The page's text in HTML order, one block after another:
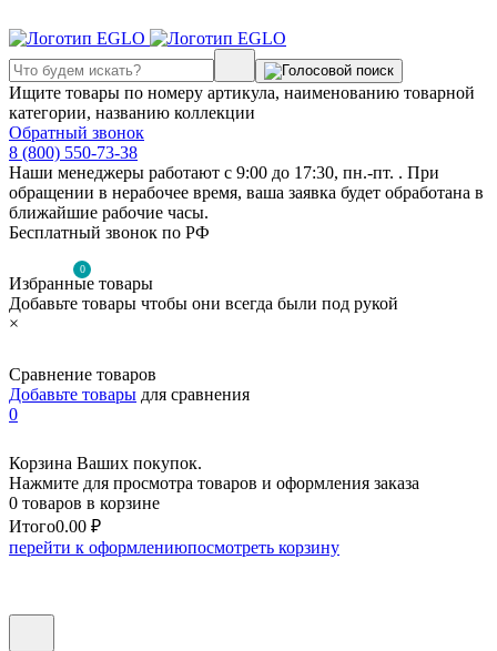
Ищите товары по номеру артикула, наименованию товарной
категории, названию коллекции
Обратный звонок
8 (800) 550-73-38
Наши менеджеры работают с 9:00 до 17:30, пн.-пт. . При
обращении в нерабочее время, ваша заявка будет обработана в
ближайшие рабочие часы.
Бесплатный звонок по РФ
0
Избранные товары
Добавьте товары чтобы они всегда были под рукой
×
Сравнение товаров
Добавьте товары для сравнения
0
Корзина Ваших покупок.
Нажмите для просмотра товаров и оформления заказа
0 товаров в корзине
Итого0.00 ₽
перейти к оформлениюпосмотреть корзину